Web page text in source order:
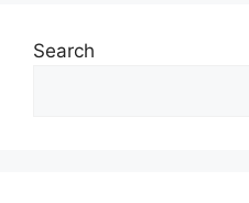
Search